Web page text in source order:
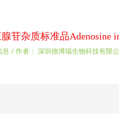
苷杂质标准品Adenosine
息 / 作者： 深圳德博瑞生物科技有限